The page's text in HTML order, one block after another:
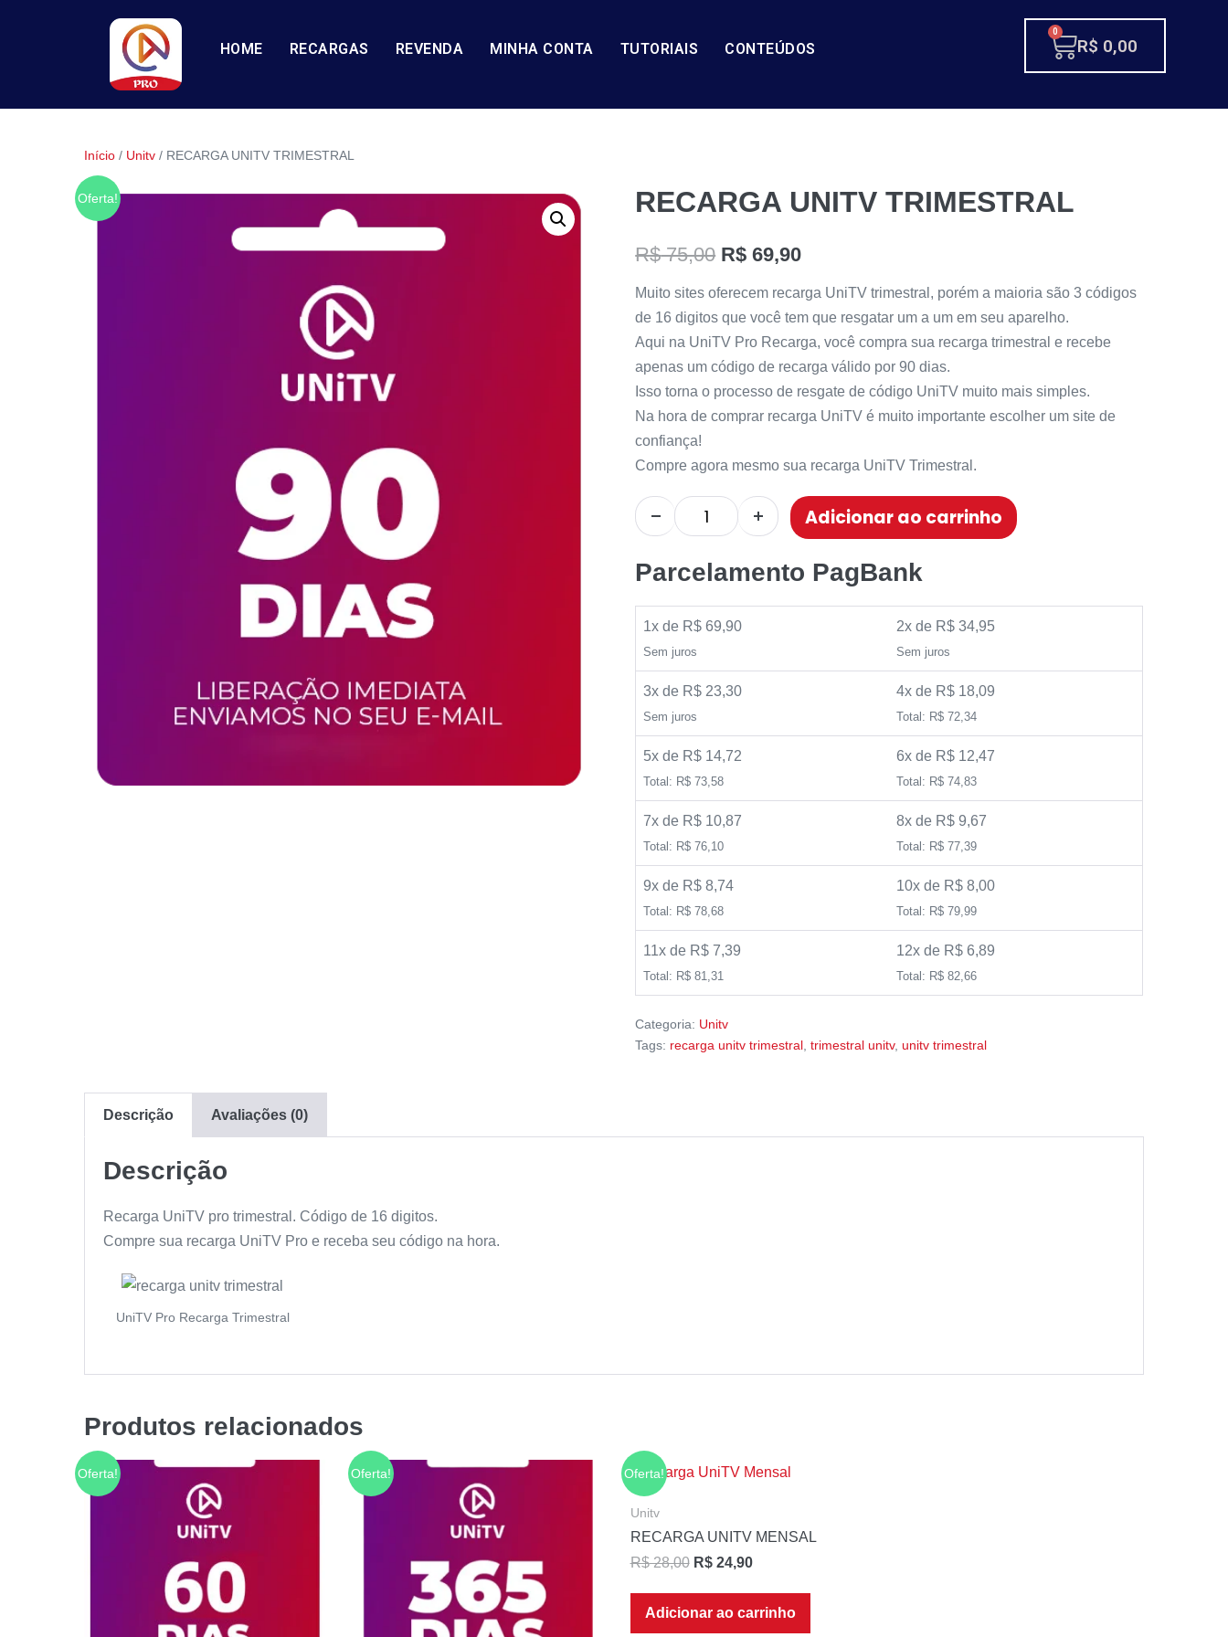
HOME RECARGAS REVENDA MINHA CONTA TUTORIAIS CONTEÚDOS R$ 0,00
0
Início / Unitv / RECARGA UNITV TRIMESTRAL
Oferta! RECARGA UNITV TRIMESTRAL
R$75,00 R$ 69,90
Muito sites oferecem recarga UniTV trimestral, porém a maioria são 3 códigos
de 16 digitos que você tem que resgatar um a um em seu aparelho.
Aqui na UniTV Pro Recarga, você compra sua recarga trimestral e recebe
apenas um código de recarga válido por 90 dias.
Isso torna o processo de resgate de código UniTV muito mais simples.
Na hora de comprar recarga UniTV é muito importante escolher um site de
confiança!
Compre agora mesmo sua recarga UniTV Trimestral.
Adicionar ao carrinho
Parcelamento PagBank
1x de R$ 69,90
Sem juros
2x de R$ 34,95
Sem juros
3x de R$ 23,30
Sem juros
4x de R$ 18,09
Total: R$ 72,34
5x de R$ 14,72
Total: R$ 73,58
6x de R$ 12,47
Total: R$ 74,83
7x de R$ 10,87
Total: R$ 76,10
8x de R$ 9,67
Total: R$ 77,39
9x de R$ 8,74
Total: R$ 78,68
10x de R$ 8,00
Total: R$ 79,99
11x de R$ 7,39
Total: R$ 81,31
12x de R$ 6,89
Total: R$ 82,66
Categoria: Unitv
Tags: recarga unitv trimestral,trimestral unitv, unitv trimestral
Descrição Avaliações (0)
Descrição
Recarga UniTV pro trimestral. Código de 16 digitos.
Compre sua recarga UniTV Pro e receba seu código na hora.
UniTV Pro Recarga Trimestral
Produtos relacionados
Oferta! Oferta! Oferta!
Unitv
RECARGA UNITV MENSAL
R$28,00 R$24,90
Adicionar ao carrinho